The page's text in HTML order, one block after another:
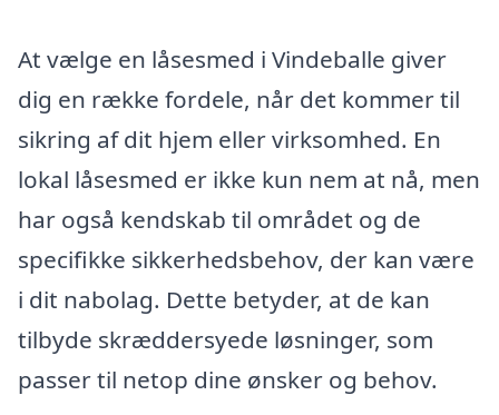
At vælge en låsesmed i Vindeballe giver
dig en række fordele, når det kommer til
sikring af dit hjem eller virksomhed. En
lokal låsesmed er ikke kun nem at nå, men
har også kendskab til området og de
specifikke sikkerhedsbehov, der kan være
i dit nabolag. Dette betyder, at de kan
tilbyde skræddersyede løsninger, som
passer til netop dine ønsker og behov.